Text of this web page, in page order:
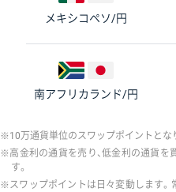
メキシコペソ/円
南アフリカランド/円
10万通貨単位のスワップポイントとな
高金利の通貨を売り、低金利の通貨
す。
スワップポイントは日々変動します